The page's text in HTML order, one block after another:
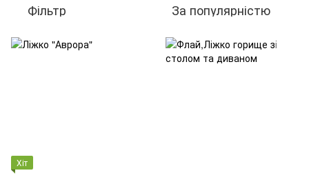
Фільтр За популярністю
Хіт